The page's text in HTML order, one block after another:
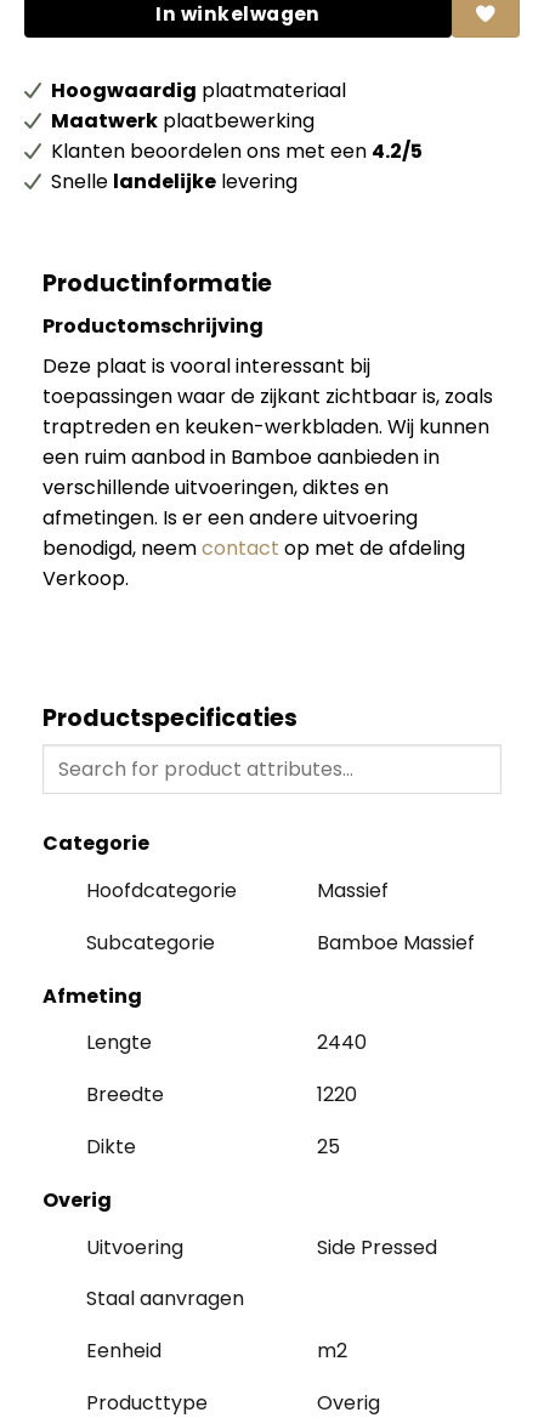
In winkelwagen
Hoogwaardig plaatmateriaal
Maatwerk plaatbewerking
Klanten beoordelen ons met een 4.2/5
Snelle landelijke levering
Productinformatie
Productomschrijving
Deze plaat is vooral interessant bij
toepassingen waar de zijkant zichtbaar is, zoals
traptreden en keuken-werkbladen. Wij kunnen
een ruim aanbod in Bamboe aanbieden in
verschillende uitvoeringen, diktes en
afmetingen. Is er een andere uitvoering
benodigd, neemcontact op met de afdeling
Verkoop.
Productspecificaties
Categorie
Hoofdcategorie
Massief
Subcategorie
Bamboe Massief
Afmeting
Lengte
2440
Breedte
1220
Dikte
25
Overig
Uitvoering
Side Pressed
Staal aanvragen
Eenheid
m2
Producttype
Overig